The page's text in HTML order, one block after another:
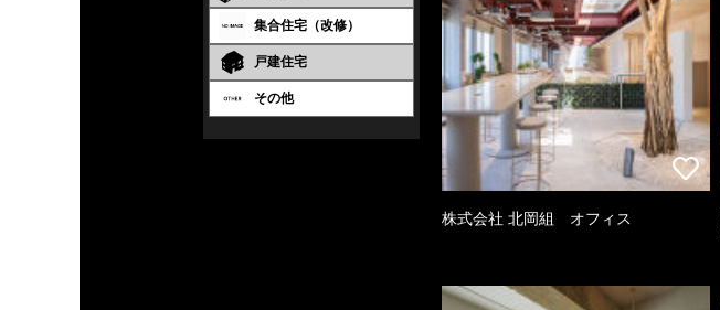
集合住宅（改修）
戸建住宅
その他
株式会社 北岡組 オフィス